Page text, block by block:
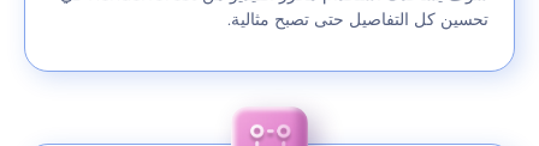
تحسين كل التفاصيل حتى تصبح مثالية.